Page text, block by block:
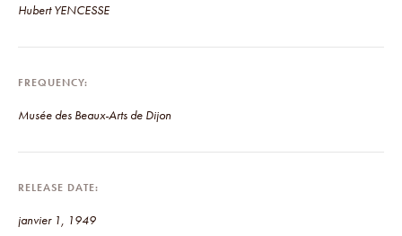
Hubert YENCESSE
FREQUENCY
Musée des Beaux-Arts de Dijon
RELEASE DATE
janvier 1, 1949